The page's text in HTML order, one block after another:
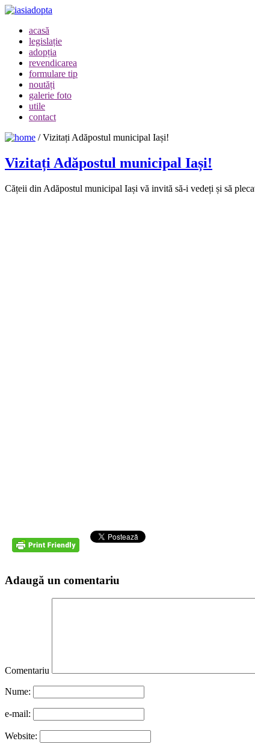
acasă
legislație
adopția
revendicarea
formulare tip
noutăți
galerie foto
utile
contact
/Vizitați Adăpostul municipal Iași!
Vizitați Adăpostul municipal Iași!
Cățeii din Adăpostul municipal Iași vă invită să-i vedeți și să
Adaugă un comentariu
Comentariu
Nume:
e-mail:
Website: